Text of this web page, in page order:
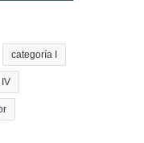
categoría I